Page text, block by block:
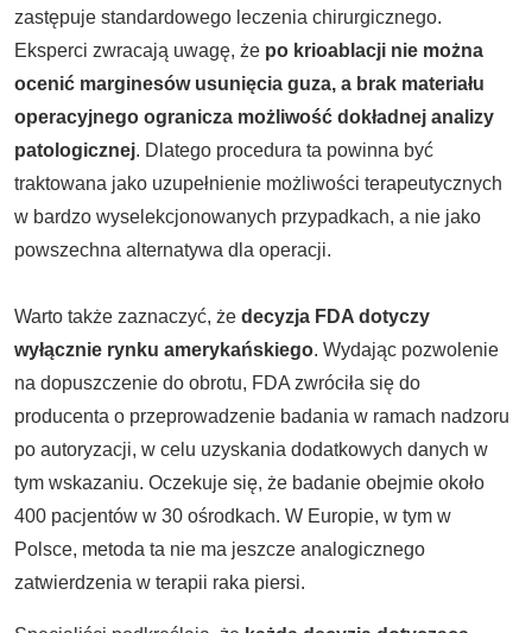
zastępuje standardowego leczenia chirurgicznego.
Eksperci zwracają uwagę, że po krioablacji nie można
ocenić marginesów usunięcia guza, a brak materiału
operacyjnego ogranicza możliwość dokładnej analizy
patologicznej. Dlatego procedura ta powinna być
traktowana jako uzupełnienie możliwości terapeutycznych
w bardzo wyselekcjonowanych przypadkach, a nie jako
powszechna alternatywa dla operacji.
Warto także zaznaczyć, że decyzja FDA dotyczy
wyłącznie rynku amerykańskiego. Wydając pozwolenie
na dopuszczenie do obrotu, FDA zwróciła się do
producenta o przeprowadzenie badania w ramach nadzoru
po autoryzacji, w celu uzyskania dodatkowych danych w
tym wskazaniu. Oczekuje się, że badanie obejmie około
400 pacjentów w 30 ośrodkach. W Europie, w tym w
Polsce, metoda ta nie ma jeszcze analogicznego
zatwierdzenia w terapii raka piersi.